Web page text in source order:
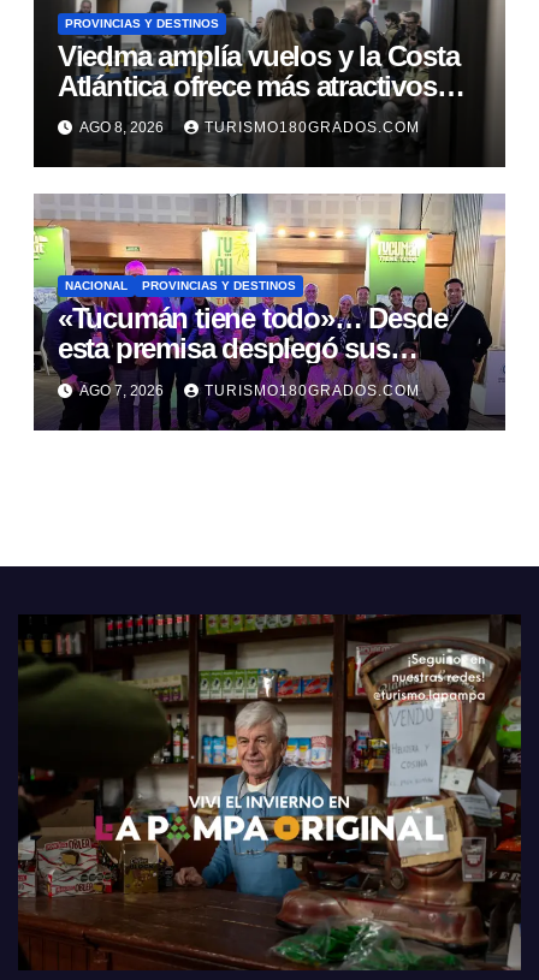
PROVINCIAS Y DESTINOS
Viedma amplía vuelos y la Costa
Atlántica ofrece más atractivos
turísticos
AGO 8, 2026 TURISMO180GRADOS.COM
NACIONAL PROVINCIAS Y DESTINOS
«Tucumán tiene todo»… Desde
esta premisa desplegó sus
propuestas en el Meet Up
Argentina
AGO 7, 2026 TURISMO180GRADOS.COM